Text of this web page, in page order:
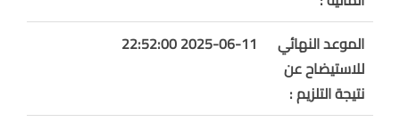
الموعد النهائي
للاستيضاح عن
نتيجة التلزيم :
2025-06-11 22:52:00